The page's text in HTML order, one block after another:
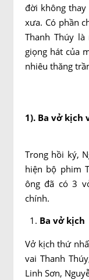
đời không
xưa. Có phần
Thanh Thúy
giọng hát của
nhiêu thăng
1). Ba vở kịch
Trong hồi ký,
hiện bộ phim
ông đã có 3
chính.
Ba vở kịch
Vở kịch thứ
vai Thanh
Linh Sơn,